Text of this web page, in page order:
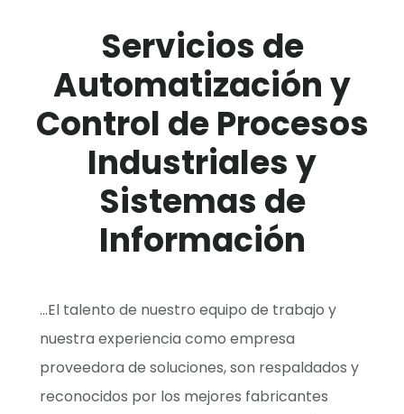
Servicios de
Automatización y
Control de Procesos
Industriales y
Sistemas de
Información
...El talento de nuestro equipo de trabajo y
nuestra experiencia como empresa
proveedora de soluciones, son respaldados y
reconocidos por los mejores fabricantes